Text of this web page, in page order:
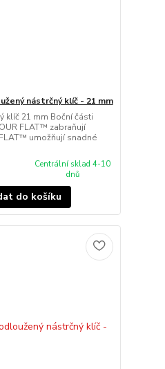
nástrčný klíč - 21 mm
klíč 21 mm Boční části
FLAT™ zabraňují
umožňují snadné
Centrální sklad 4-10
dnů
do košíku